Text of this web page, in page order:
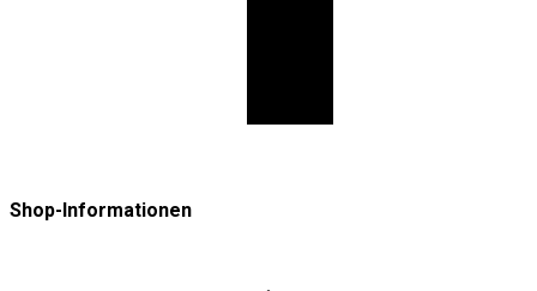
Shop-Informationen